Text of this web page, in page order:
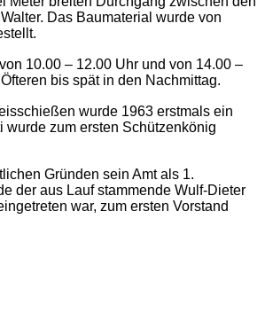
Das Baumaterial wurde von
10.00 – 12.00 Uhr und von 14.00 –
bis spät in den Nachmittag.
wurde 1963 erstmals ein
zum ersten Schützenkönig
Gründen sein Amt als 1.
der aus Lauf stammende Wulf-Dieter
war, zum ersten Vorstand